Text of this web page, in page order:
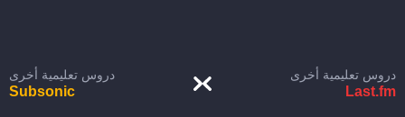
دروس تعليمية أخرى
Last.fm
دروس تعليمية أخرى
Subsonic